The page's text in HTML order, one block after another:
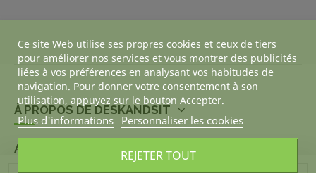
À PROPOS DE DESKANDSIT
ACHETER CALME
Ce site Web utilise ses propres cookies et ceux de tiers
pour améliorer nos services et vous montrer des publicités
liées à vos préférences en analysant vos habitudes de
navigation. Pour donner votre consentement à son
utilisation, appuyez sur le bouton Accepter.
Plus d'informations Personnaliser les cookies
REJETER TOUT